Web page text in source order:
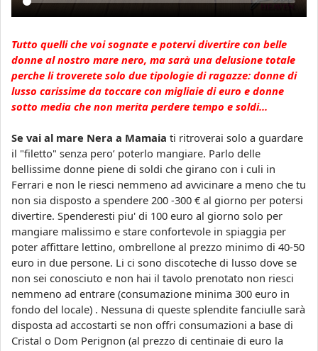
Tutto quelli che voi sognate e potervi divertire con belle
donne al nostro mare nero, ma sarà una delusione totale
perche li troverete solo due tipologie di ragazze: donne di
lusso carissime da toccare con migliaie di euro e donne
sotto media che non merita perdere tempo e soldi...
Se vai al mare Nera a Mamaia ti ritroverai solo a guardare
il "filetto" senza pero’ poterlo mangiare. Parlo delle
bellissime donne piene di soldi che girano con i culi in
Ferrari e non le riesci nemmeno ad avvicinare a meno che tu
non sia disposto a spendere 200 -300 € al giorno per potersi
divertire. Spenderesti piu' di 100 euro al giorno solo per
mangiare malissimo e stare confortevole in spiaggia per
poter affittare lettino, ombrellone al prezzo minimo di 40-50
euro in due persone. Li ci sono discoteche di lusso dove se
non sei conosciuto e non hai il tavolo prenotato non riesci
nemmeno ad entrare (consumazione minima 300 euro in
fondo del locale) . Nessuna di queste splendite fanciulle sarà
disposta ad accostarti se non offri consumazioni a base di
Cristal o Dom Perignon (al prezzo di centinaie di euro la